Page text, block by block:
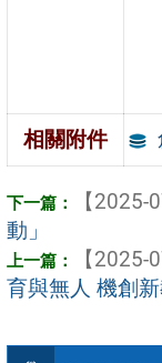
相關附件
【2025-
動」
【2025-
育與無人 機創